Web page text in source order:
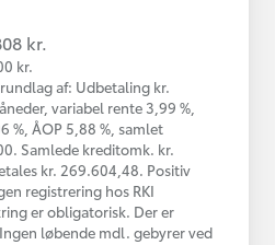
kr.
kr.
af: Udbetaling kr.
variabel rente 3,99 %,
%, ÅOP 5,88 %, samlet
Samlede kreditomk. kr.
kr. 269.604,48. Positiv
registrering hos RKI
er obligatorisk. Der er
løbende mdl. gebyrer ved